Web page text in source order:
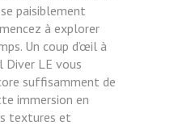
paisiblement
à explorer
Un coup d’œil à
Diver LE vous
suffisamment de
immersion en
textures et